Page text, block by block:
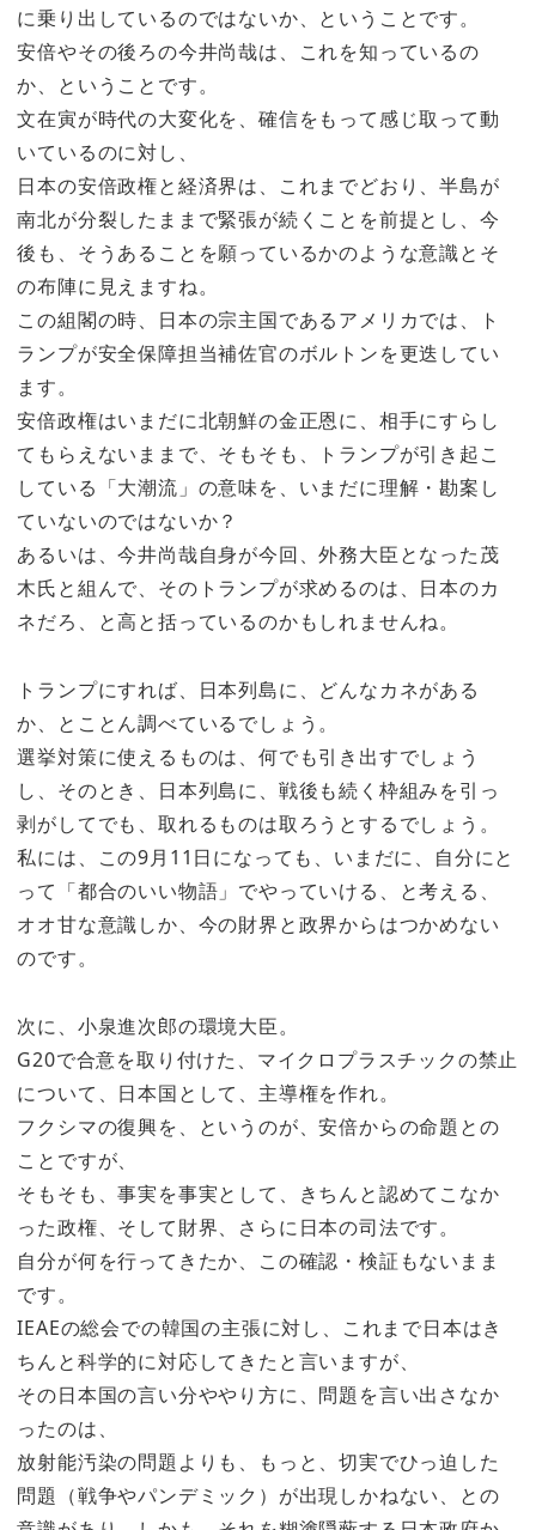
に乗り出しているのではないか、ということです。
安倍やその後ろの今井尚哉は、これを知っているの
か、ということです。
文在寅が時代の大変化を、確信をもって感じ取って動
いているのに対し、
日本の安倍政権と経済界は、これまでどおり、半島が
南北が分裂したままで緊張が続くことを前提とし、今
後も、そうあることを願っているかのような意識とそ
の布陣に見えますね。
この組閣の時、日本の宗主国であるアメリカでは、ト
ランプが安全保障担当補佐官のボルトンを更迭してい
ます。
安倍政権はいまだに北朝鮮の金正恩に、相手にすらし
てもらえないままで、そもそも、トランプが引き起こ
している「大潮流」の意味を、いまだに理解・勘案し
ていないのではないか？
あるいは、今井尚哉自身が今回、外務大臣となった茂
木氏と組んで、そのトランプが求めるのは、日本のカ
ネだろ、と高と括っているのかもしれませんね。
トランプにすれば、日本列島に、どんなカネがある
か、とことん調べているでしょう。
選挙対策に使えるものは、何でも引き出すでしょう
し、そのとき、日本列島に、戦後も続く枠組みを引っ
剥がしてでも、取れるものは取ろうとするでしょう。
私には、この9月11日になっても、いまだに、自分にと
って「都合のいい物語」でやっていける、と考える、
オオ甘な意識しか、今の財界と政界からはつかめない
のです。
次に、小泉進次郎の環境大臣。
G20で合意を取り付けた、マイクロプラスチックの禁止
について、日本国として、主導権を作れ。
フクシマの復興を、というのが、安倍からの命題との
ことですが、
そもそも、事実を事実として、きちんと認めてこなか
った政権、そして財界、さらに日本の司法です。
自分が何を行ってきたか、この確認・検証もないまま
です。
IEAEの総会での韓国の主張に対し、これまで日本はき
ちんと科学的に対応してきたと言いますが、
その日本国の言い分ややり方に、問題を言い出さなか
ったのは、
放射能汚染の問題よりも、もっと、切実でひっ迫した
問題（戦争やパンデミック）が出現しかねない、との